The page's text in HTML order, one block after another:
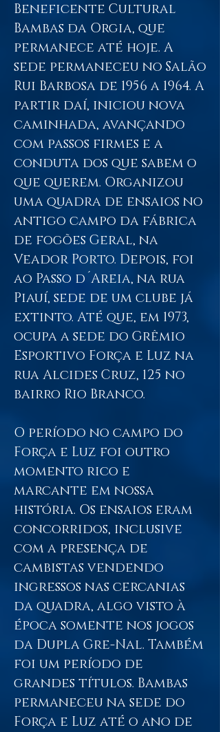
Beneficente Cultural
Bambas da Orgia, que
permanece até hoje. A
sede permaneceu no Salão
Rui Barbosa de 1956 a 1964. A
partir daí, iniciou nova
caminhada, avançando
com passos firmes e a
conduta dos que sabem o
que querem. Organizou
uma quadra de ensaios no
antigo campo da fábrica
de fogões Geral, na
Veador Porto. Depois, foi
ao Passo d´Areia, na rua
Piauí, sede de um clube já
extinto. Até que, em 1973,
ocupa a sede do Grêmio
Esportivo Força e Luz na
rua Alcides Cruz, 125 no
bairro Rio Branco.
O período no campo do
Força e Luz foi outro
momento rico e
marcante em nossa
história. Os ensaios eram
concorridos, inclusive
com a presença de
cambistas vendendo
ingressos nas cercanias
da quadra, algo visto à
época somente nos jogos
da Dupla Gre-Nal. Também
foi um período de
grandes títulos. Bambas
permaneceu na sede do
Força e Luz até o ano de